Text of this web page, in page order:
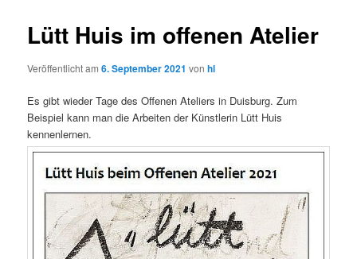
Lütt Huis im offenen Atelier
Veröffentlicht am6. September 2021 vonhl
Es gibt wieder Tage des Offenen Ateliers in Duisburg. Zum
Beispiel kann man die Arbeiten der Künstlerin Lütt Huis
kennenlernen.